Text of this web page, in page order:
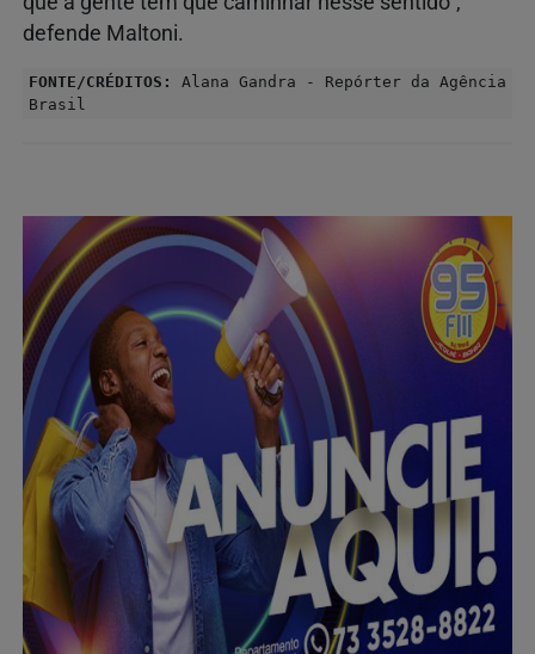
defende Maltoni.
FONTE/CRÉDITOS:
Alana Gandra - Repórter da Agência
Brasil